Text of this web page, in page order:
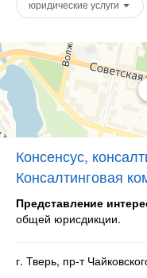
юридические услуги
Консенсус,
Консалтинговая
Представление
общей юрисдикции.
г. Тверь, пр-т